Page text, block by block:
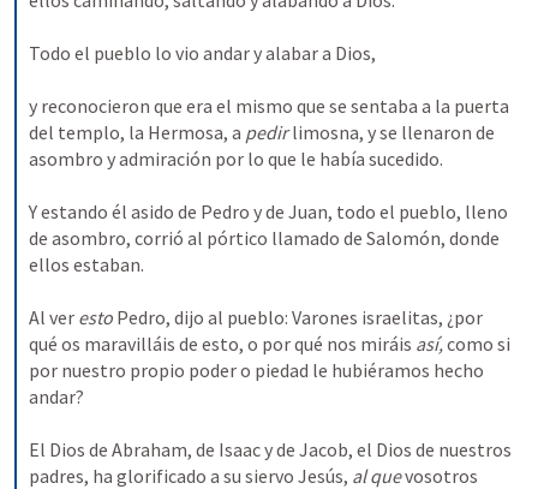
Todo el pueblo lo vio andar y alabar a Dios,
y reconocieron que era el mismo que se sentaba a la puerta
del templo, la Hermosa, a pedir limosna, y se llenaron de
asombro y admiración por lo que le había sucedido.
Y estando él asido de Pedro y de Juan, todo el pueblo, lleno
de asombro, corrió al pórtico llamado de Salomón, donde
ellos estaban.
Al ver esto Pedro, dijo al pueblo: Varones israelitas, ¿por
qué os maravilláis de esto, o por qué nos miráis así, como si
por nuestro propio poder o piedad le hubiéramos hecho
andar?
El Dios de Abraham, de Isaac y de Jacob, el Dios de nuestros
padres, ha glorificado a su siervo Jesús, al que vosotros